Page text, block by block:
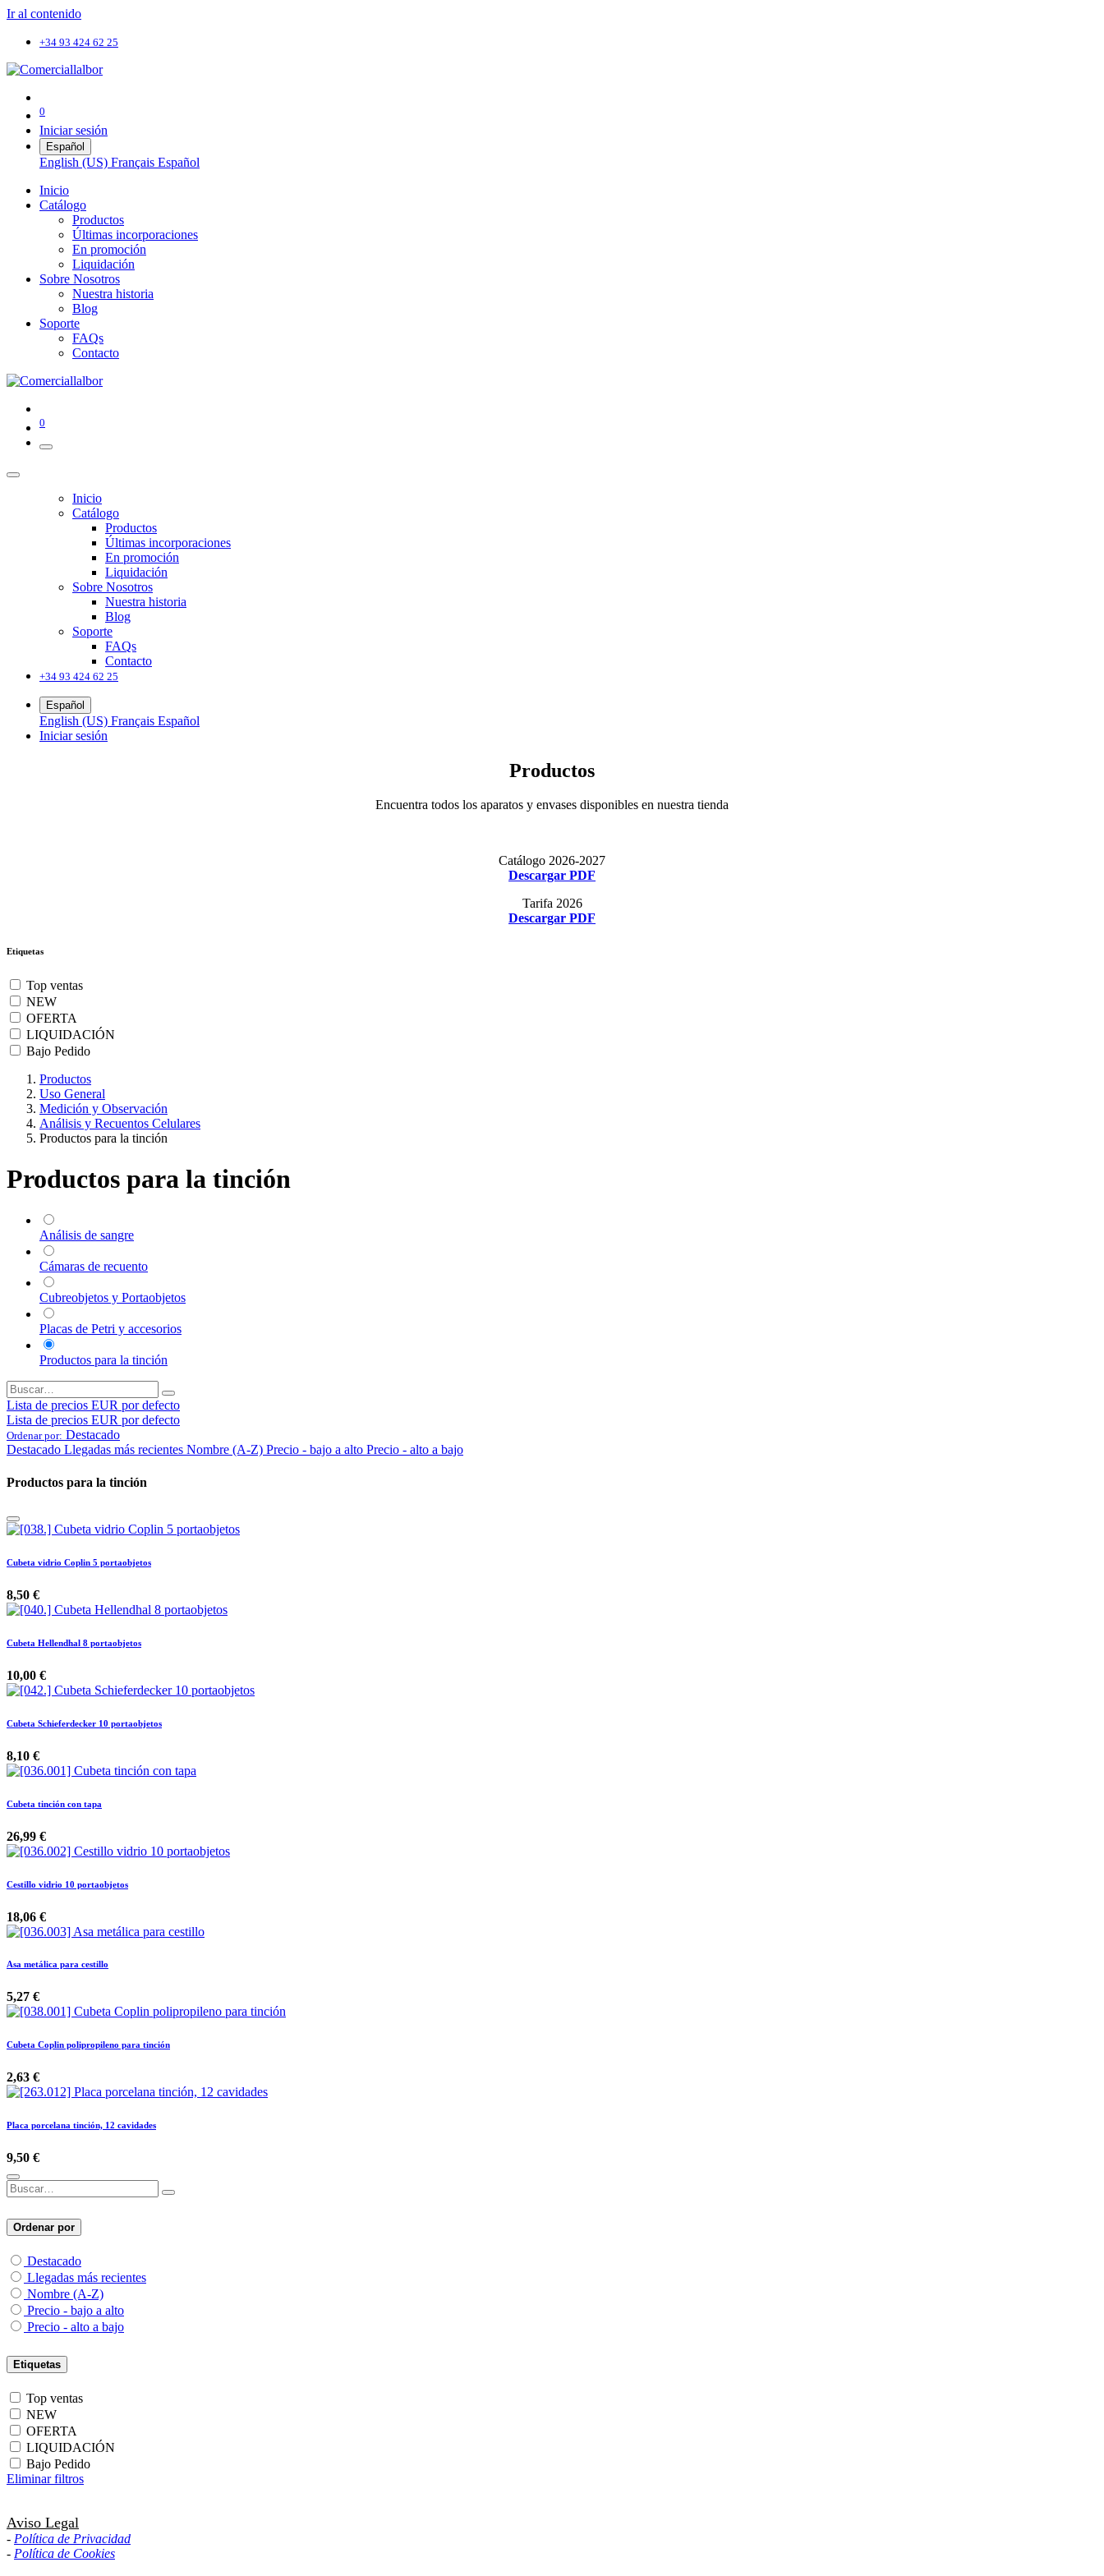
Ir al contenido
+34 93 424 62 25
0
Iniciar sesión
Español
English (US) Français Español
Inicio
Catálogo
Productos
Últimas incorporaciones
En promoción
Liquidación
Sobre Nosotros
Nuestra historia
Blog
Soporte
FAQs
Contacto
0
Inicio
Catálogo
Productos
Últimas incorporaciones
En promoción
Liquidación
Sobre Nosotros
Nuestra historia
Blog
Soporte
FAQs
Contacto
+34 93 424 62 25
Español
English (US) Français Español
Iniciar sesión
Productos
Encuentra todos los aparatos y envases disponibles en nuestra tienda
Catálogo 2026-2027
Descargar PDF
Tarifa 2026
Descargar PDF
Etiquetas
Top ventas
NEW
OFERTA
LIQUIDACIÓN
Bajo Pedido
Productos
Uso General
Medición y Observación
Análisis y Recuentos Celulares
Productos para la tinción
Productos para la tinción
Análisis de sangre
Cámaras de recuento
Cubreobjetos y Portaobjetos
Placas de Petri y accesorios
Productos para la tinción
Lista de precios EUR por defecto
Lista de precios EUR por defecto
Ordenar por: Destacado
Destacado Llegadas más recientes Nombre (A-Z) Precio - bajo a alto Precio - alto a bajo
Productos para la tinción
Cubeta vidrio Coplin 5 portaobjetos
8,50 €
Cubeta Hellendhal 8 portaobjetos
10,00 €
Cubeta Schieferdecker 10 portaobjetos
8,10 €
Cubeta tinción con tapa
26,99 €
Cestillo vidrio 10 portaobjetos
18,06 €
Asa metálica para cestillo
5,27 €
Cubeta Coplin polipropileno para tinción
2,63 €
Placa porcelana tinción, 12 cavidades
9,50 €
Ordenar por
Destacado
Llegadas más recientes
Nombre (A-Z)
Precio - bajo a alto
Precio - alto a bajo
Etiquetas
Top ventas
NEW
OFERTA
LIQUIDACIÓN
Bajo Pedido
Eliminar filtros
Aviso Legal
- Política de Privacidad
- Política de Cookies